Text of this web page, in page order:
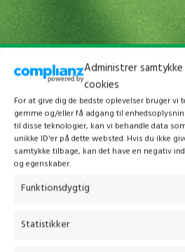
Administrer
cookies
For at give dig de bedste oplevelser bruger
gemme og/eller få adgang til
til disse teknologier, kan vi behandle data
unikke ID'er på dette websted. Hvis du ikke
samtykke tilbage, kan det have en negativ
og egenskaber.
Funktionsdygtig
Statistikker